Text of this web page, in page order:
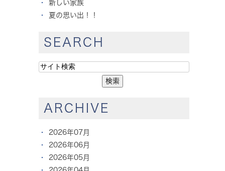
新しい家族
夏の思い出！！
SEARCH
ARCHIVE
2026年07月
2026年06月
2026年05月